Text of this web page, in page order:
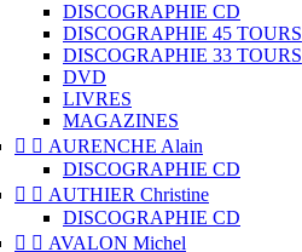
DISCOGRAPHIE CD
DISCOGRAPHIE 45 TOURS
DISCOGRAPHIE 33 TOURS
DVD
LIVRES
MAGAZINES
  AURENCHE Alain
DISCOGRAPHIE CD
  AUTHIER Christine
DISCOGRAPHIE CD
  AVALON Michel